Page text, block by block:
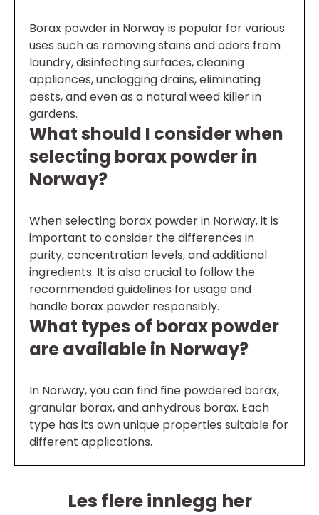
Borax powder in Norway is popular for various
uses such as removing stains and odors from
laundry, disinfecting surfaces, cleaning
appliances, unclogging drains, eliminating
pests, and even as a natural weed killer in
gardens.
What should I consider when
selecting borax powder in
Norway?
When selecting borax powder in Norway, it is
important to consider the differences in
purity, concentration levels, and additional
ingredients. It is also crucial to follow the
recommended guidelines for usage and
handle borax powder responsibly.
What types of borax powder
are available in Norway?
In Norway, you can find fine powdered borax,
granular borax, and anhydrous borax. Each
type has its own unique properties suitable for
different applications.
Les flere innlegg her